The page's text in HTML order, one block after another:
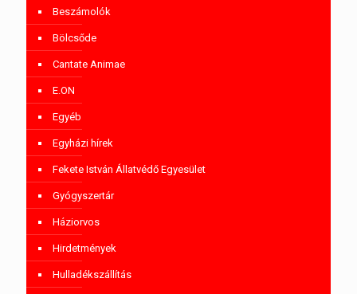
Beszámolók
Bölcsőde
Cantate Animae
E.ON
Egyéb
Egyházi hírek
Fekete István Állatvédő Egyesület
Gyógyszertár
Háziorvos
Hirdetmények
Hulladékszállítás